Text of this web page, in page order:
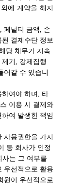
에 계약을 해지
페널티 금액, 손
결제수단 정보
당 채무가 지속
기, 강제집행
어갈 수 있습니
여야 하며, 타
이용 시 결제와
여 발생한 책임
용권한을 가지
등 회사가 인정
는 그 여부를
우선적으로 활용
원이 우선적으로